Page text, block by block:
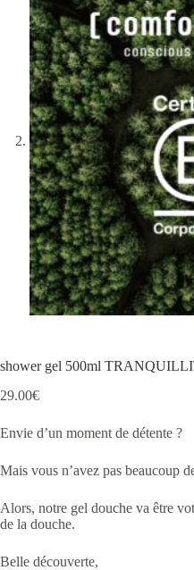
shower gel 500ml
29.00€
Envie d’un moment de détente ?
Mais vous n’avez pas beaucoup
Alors, notre gel douche va être
de la douche.
Belle découverte,